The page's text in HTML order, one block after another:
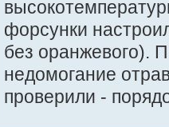
форсунки
без оранжевого).
недомогание
проверили -